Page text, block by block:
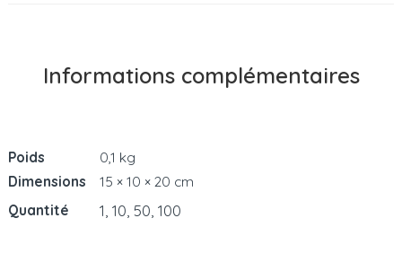
Informations complémentaires
Poids
0,1 kg
Dimensions
15 × 10 × 20 cm
Quantité
1, 10, 50, 100